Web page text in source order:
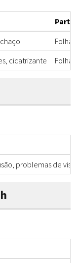
Folha
cicatrizante Folha
problemas de